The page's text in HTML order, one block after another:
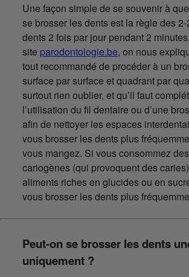
Une façon simple de se souvenir à
se brosser les dents est la règle des
dents 2 fois par jour pendant 2
site parodontologie.be, on nous
tout recommandé de procéder à un
surface par surface et quadrant par
surtout rien oublier, et qu’il faut
l’utilisation du fil dentaire ou d’une
afin de nettoyer les espaces
vous brosser les dents plus
vous mangez. Si vous consommez
cariogènes (qui provoquent des
aliments riches en glucides ou en
vous brosser les dents plus
Peut-on se brosser les dents
uniquement ?